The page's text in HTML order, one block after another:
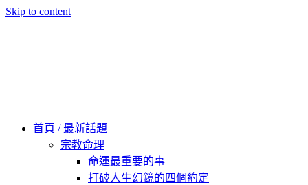
Skip to content
首頁 / 最新話題
宗教命理
命運最重要的事
打破人生幻鏡的四個約定